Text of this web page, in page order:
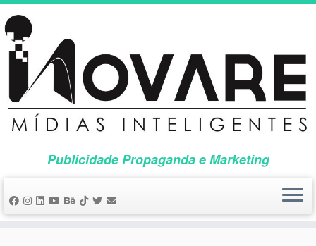
Skip
to
content
Publicidade Propaganda e Marketing